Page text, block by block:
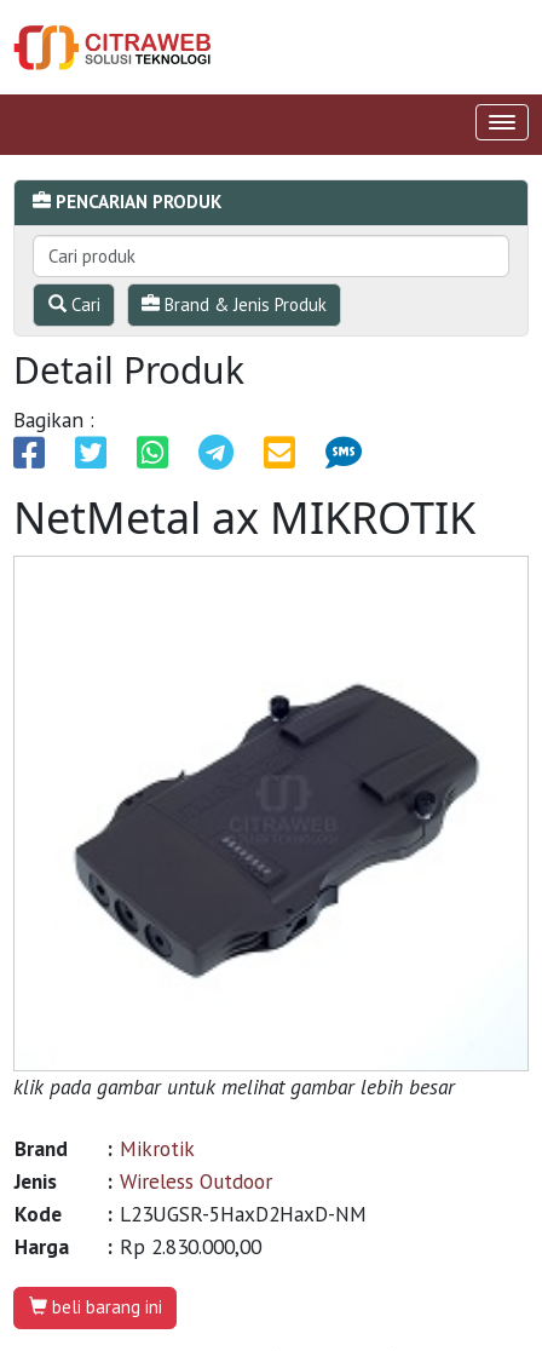
PENCARIAN PRODUK
Cari Brand & Jenis Produk
Detail Produk
Bagikan :
NetMetal ax MIKROTIK
klik pada gambar untuk melihat gambar lebih besar
Brand : Mikrotik
Jenis
: Wireless Outdoor
Kode
: L23UGSR-5HaxD2HaxD-NM
Harga
: Rp 2.830.000,00
beli barang ini